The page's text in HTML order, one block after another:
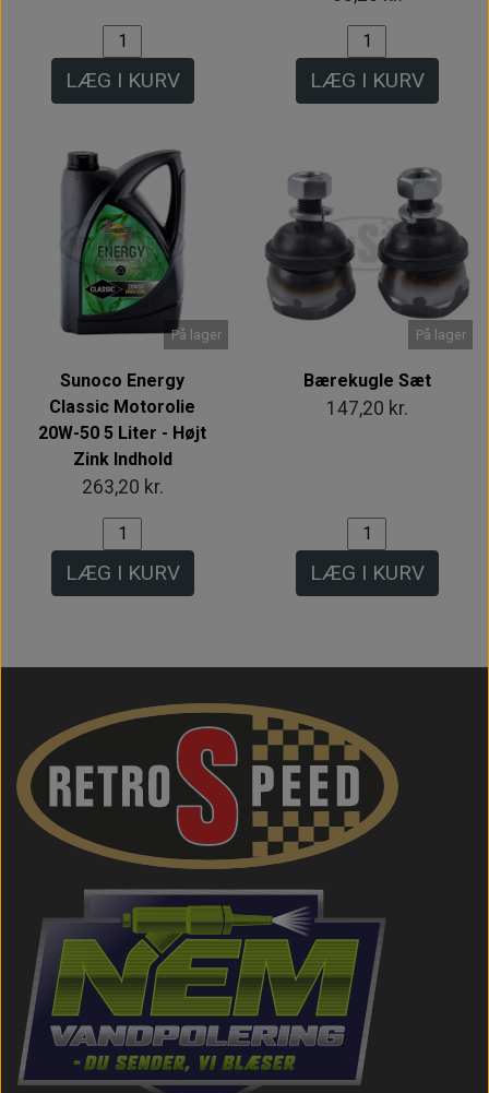
LÆG I KURV LÆG I KURV
På lager
Sunoco Energy
Classic Motorolie
20W-50 5 Liter - Højt
Zink Indhold
263,20 kr.
LÆG I KURV
På lager
Bærekugle Sæt
147,20 kr.
LÆG I KURV